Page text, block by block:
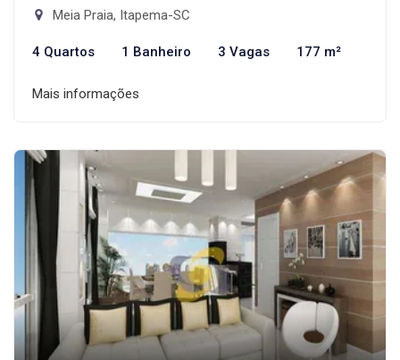
Meia Praia, Itapema-SC
4 Quartos 1 Banheiro 3 Vagas 177 m²
Mais informações